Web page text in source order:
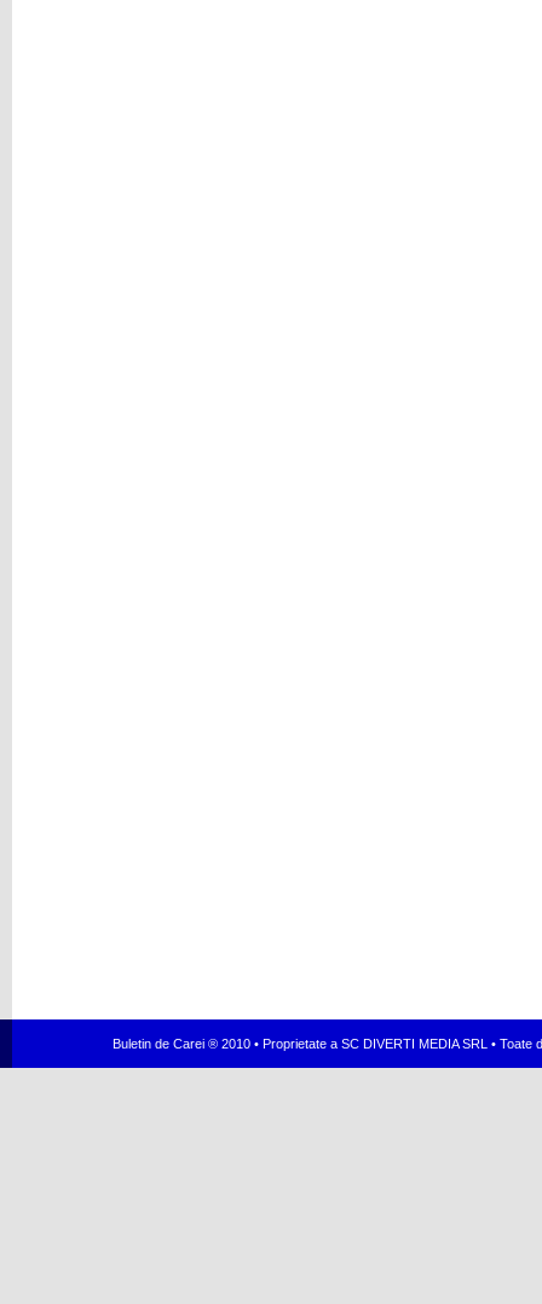
Buletin de Carei ® 2010 • Proprietate a SC DIVERTI MEDIA SRL •